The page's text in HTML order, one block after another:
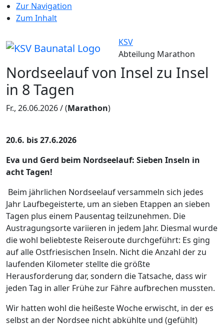
Zur Navigation
Zum Inhalt
KSV
Abteilung Marathon
Nordseelauf von Insel zu Insel
in 8 Tagen
Fr., 26.06.2026 /(Marathon)
20.6. bis 27.6.2026
Eva und Gerd beim Nordseelauf: Sieben Inseln in
acht Tagen!
Beim jährlichen Nordseelauf versammeln sich jedes
Jahr Laufbegeisterte, um an sieben Etappen an sieben
Tagen plus einem Pausentag teilzunehmen. Die
Austragungsorte variieren in jedem Jahr. Diesmal wurde
die wohl beliebteste Reiseroute durchgeführt: Es ging
auf alle Ostfriesischen Inseln. Nicht die Anzahl der zu
laufenden Kilometer stellte die größte
Herausforderung dar, sondern die Tatsache, dass wir
jeden Tag in aller Frühe zur Fähre aufbrechen mussten.
Wir hatten wohl die heißeste Woche erwischt, in der es
selbst an der Nordsee nicht abkühlte und (gefühlt)